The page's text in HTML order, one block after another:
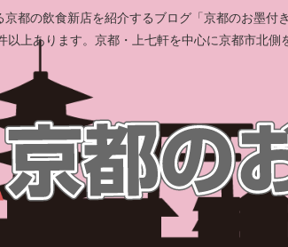
都の飲食新店を紹介するブログ「京都のお墨
以上あります。京都・上七軒を中心に京都市北側